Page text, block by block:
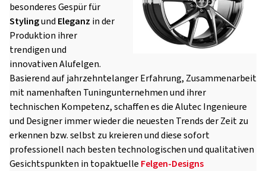
besonderes Gespür für
Stylingund Eleganz in der
Produktion ihrer
trendigen und
innovativen Alufelgen.
Basierend auf jahrzehntelanger Erfahrung, Zusammenarbeit
mit namenhaften Tuningunternehmen und ihrer
technischen Kompetenz, schaffen es die Alutec Ingenieure
und Designer immer wieder die neuesten Trends der Zeit zu
erkennen bzw. selbst zu kreieren und diese sofort
professionell nach besten technologischen und qualitativen
Gesichtspunkten in topaktuelle Felgen-Designs